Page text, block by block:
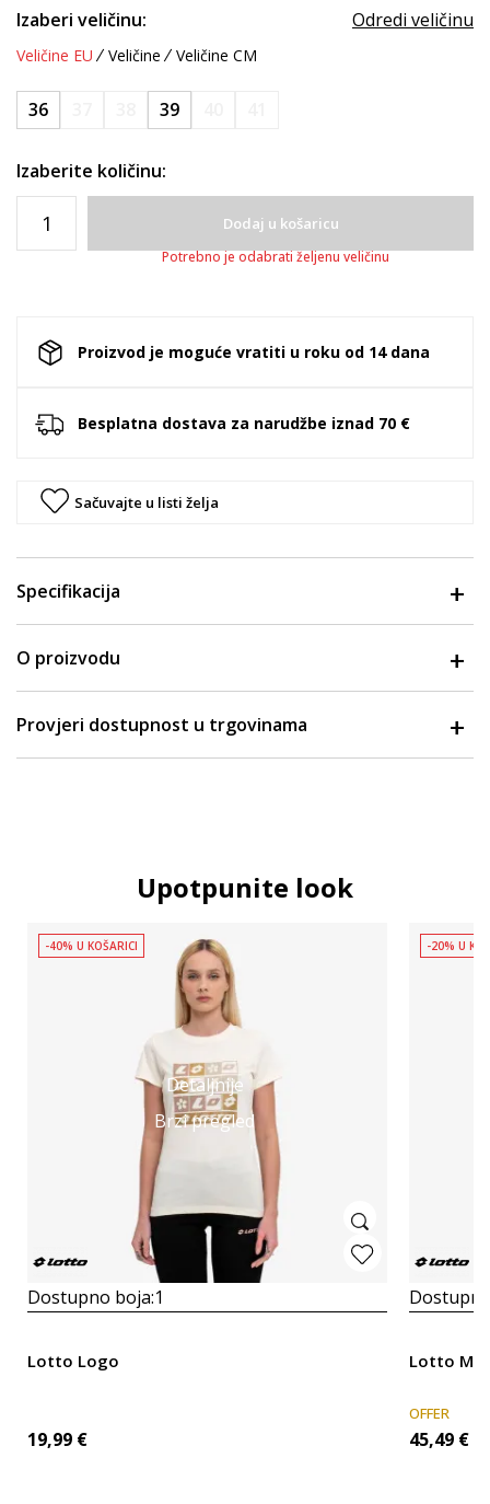
Izaberi veličinu: Odredi veličinu
Veličine EU Veličine Veličine CM
36 39
Izaberite količinu:
Dodaj u košaricu
Potrebno je odabrati željenu veličinu
Proizvod je moguće vratiti u roku od 14 dana
Besplatna dostava za narudžbe iznad 70 €
Sačuvajte u listi želja
Specifikacija
O proizvodu
Provjeri dostupnost u trgovinama
Upotpunite look
Detaljnije
Brzi pregled
-40% U KOŠARICI
Dostupno boja:1
Lotto Logo
19,99 €
-20% U
Lotto
OFFER
45,49 €